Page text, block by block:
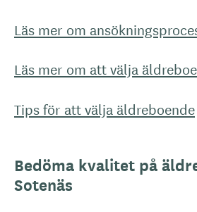
Läs mer om
Läs mer om att välja
Tips för att välja äldreboende
Bedöma kvalitet på
Sotenäs